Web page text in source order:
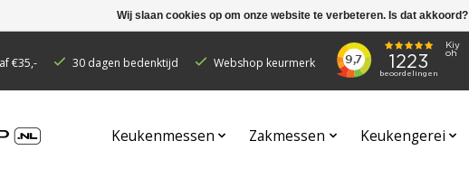
€35,- 30 dagen bedenktijd Webshop keurmerk
Keukenmessen Zakmessen Keukengerei
Wij slaan cookies op om onze website te verbeteren. Is dat akkoord?